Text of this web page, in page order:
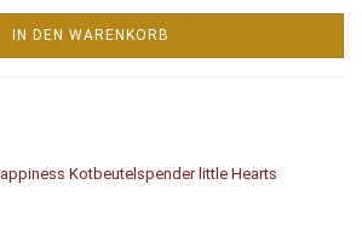
IN DEN WARENKORB